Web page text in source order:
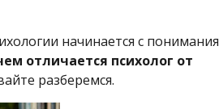
начинается с понимания
отличается психолог от
разберемся.